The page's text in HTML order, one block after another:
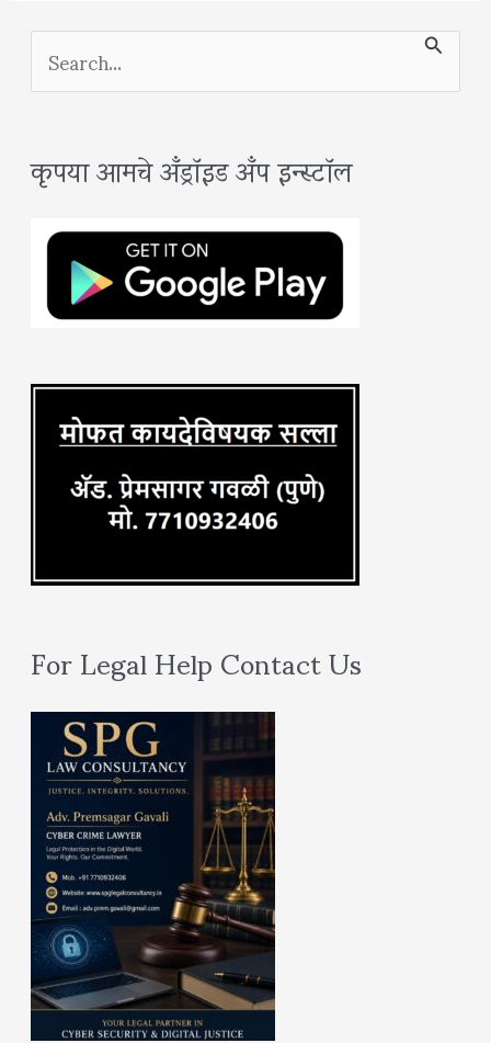
S
e
r
:
कृपया आमचे अँड्रॉइड अँप इन्स्टॉल
For Legal Help Contact Us